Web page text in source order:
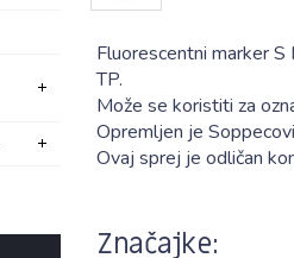
Fluorescentni marker
TP.
Može se koristiti za
Opremljen je
Ovaj sprej je odličan
Značajke: